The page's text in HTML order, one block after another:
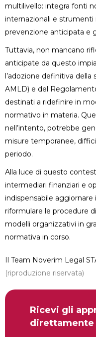
multilivello: integra fonti
internazionali e strumenti
prevenzione anticipata e
Tuttavia, non mancano
anticipate da questo
l’adozione definitiva
AMLD) e del
destinati a ridefinire in
normativo in materia.
nell’intento, potrebbe
misure temporanee,
periodo.
Alla luce di questo
intermediari finanziari e
indispensabile
riformulare le procedure
modelli organizzativi in
normativa in corso.
Il Team Noverim Legal
(riproduzione riservata)
Ricevi gli
direttamente